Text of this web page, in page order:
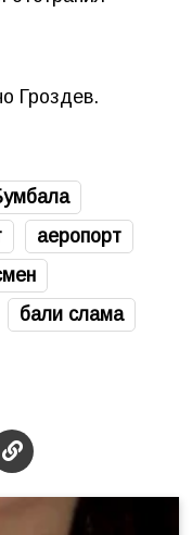
Гроздев.
аеропорт
бали слама